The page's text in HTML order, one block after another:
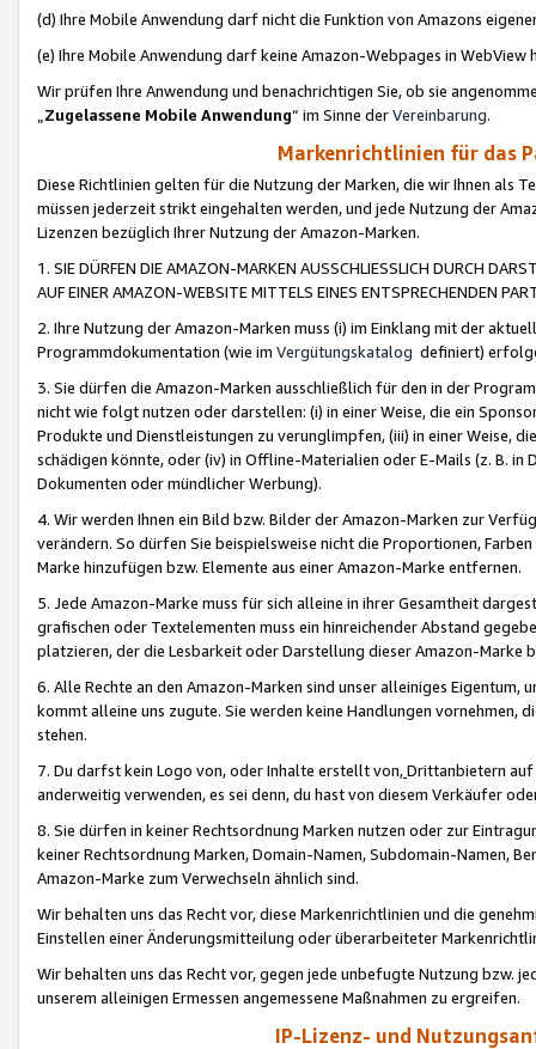
(d) Ihre Mobile Anwendung darf nicht die Funktion von Amazons
(e) Ihre Mobile Anwendung darf keine Amazon-Webpages in WebView
Wir prüfen Ihre Anwendung und benachrichtigen Sie, ob sie
„Zugelassene Mobile Anwendung“ im Sinne derVereinbarung.
Markenrichtlinien für das
Diese Richtlinien gelten für die Nutzung der Marken, die wir Ihnen als
müssen jederzeit strikt eingehalten werden, und jede Nutzung der
Lizenzen bezüglich Ihrer Nutzung der Amazon-Marken.
1. SIE DÜRFEN DIE AMAZON-MARKEN AUSSCHLIESSLICH DURCH
AUF EINER AMAZON-WEBSITE MITTELS EINES ENTSPRECHENDEN
2. Ihre Nutzung der Amazon-Marken muss (i) im Einklang mit der
Programmdokumentation (wie im Vergütungskatalog definiert)
3. Sie dürfen die Amazon-Marken ausschließlich für den in der
nicht wie folgt nutzen oder darstellen: (i) in einer Weise, die ein
Produkte und Dienstleistungen zu verunglimpfen, (iii) in einer Weise,
schädigen könnte, oder (iv) in Offline-Materialien oder E-Mails (z. B. in
Dokumenten oder mündlicher Werbung).
4. Wir werden Ihnen ein Bild bzw. Bilder der Amazon-Marken zur
verändern. So dürfen Sie beispielsweise nicht die Proportionen,
Marke hinzufügen bzw. Elemente aus einer Amazon-Marke entfernen.
5. Jede Amazon-Marke muss für sich alleine in ihrer Gesamtheit
grafischen oder Textelementen muss ein hinreichender Abstand
platzieren, der die Lesbarkeit oder Darstellung dieser Amazon-Marke
6. Alle Rechte an den Amazon-Marken sind unser alleiniges
kommt alleine uns zugute. Sie werden keine Handlungen vornehmen,
stehen.
7. Du darfst kein Logo von, oder Inhalte erstellt von,Drittanbietern auf
anderweitig verwenden, es sei denn, du hast von diesem Verkäufer
8. Sie dürfen in keiner Rechtsordnung Marken nutzen oder zur
keiner Rechtsordnung Marken, Domain-Namen, Subdomain-Namen,
Amazon-Marke zum Verwechseln ähnlich sind.
Wir behalten uns das Recht vor, diese Markenrichtlinien und die
Einstellen einer Änderungsmitteilung oder überarbeiteter
Wir behalten uns das Recht vor, gegen jede unbefugte Nutzung bzw.
unserem alleinigen Ermessen angemessene Maßnahmen zu ergreifen.
IP-Lizenz- und